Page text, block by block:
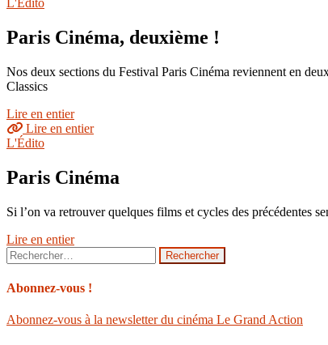
Paris Cinéma, deuxième !
Nos deux sections du Festival Paris Cinéma reviennent en
Classics
Lire en entier
Lire en entier
L'Édito
Paris Cinéma
Si l’on va retrouver quelques films et cycles des précédentes
Lire en entier
Rechercher :
Abonnez-vous !
Abonnez-vous à la newsletter du cinéma Le Grand Action